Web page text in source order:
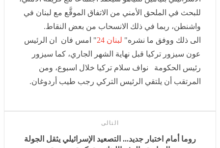
عون سيزور تركيا قبل نهاية الشهر الجاري، كما سيزور رئيس
الحكومة نواف سلام تركيا خلال اسبوع، ومن المرتقب أن
يلتقي الرئيس التركي رجب طيب أردوغان.
التالى
أخبارذات صلة